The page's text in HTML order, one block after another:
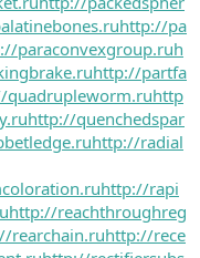
http://pa
paraconvexgroup.ruh
http://partfa
quadrupleworm.ruhttp
http://quenchedspar
http://radial
http://rapi
http://reachthroughreg
rearchain.ruhttp://rece